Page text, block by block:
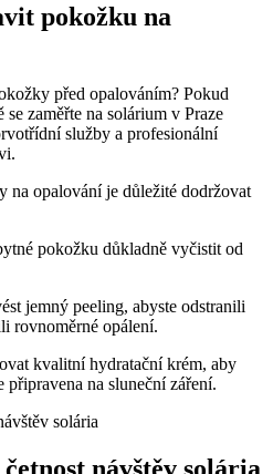
pokožku na
před opalováním? Pokud
zaměřte na solárium v Praze‌
služby a profesionální
na opalování ​je důležité dodržovat
pokožku důkladně vyčistit od
jemný peeling, abyste⁣ odstranili
rovnoměrné opálení.
kvalitní ‌hydratační krém, aby
připravena na sluneční záření.
návštěv solária